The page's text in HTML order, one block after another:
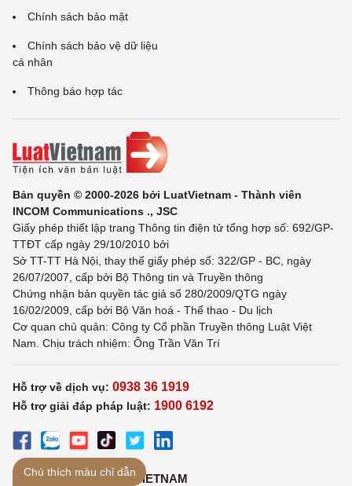
Chính sách bảo mật
Chính sách bảo vệ dữ liệu
cá nhân
Thông báo hợp tác
Bản quyền © 2000-2026 bởi LuatVietnam - Thành viên
INCOM Communications ., JSC
Giấy phép thiết lập trang Thông tin điện tử tổng hợp số: 692/GP-
TTĐT cấp ngày 29/10/2010 bởi
Sở TT-TT Hà Nội, thay thế giấy phép số: 322/GP - BC, ngày
26/07/2007, cấp bởi Bộ Thông tin và Truyền thông
Chứng nhận bản quyền tác giả số 280/2009/QTG ngày
16/02/2009, cấp bởi Bộ Văn hoá - Thể thao - Du lịch
Cơ quan chủ quản: Công ty Cổ phần Truyền thông Luật Việt
Nam. Chịu trách nhiệm: Ông Trần Văn Trí
Hỗ trợ về dịch vụ: 0938 36 1919
Hỗ trợ giải đáp pháp luật: 1900 6192
TẢI ỨNG DỤNG LUATVIETNAM
Chú thích màu chỉ dẫn